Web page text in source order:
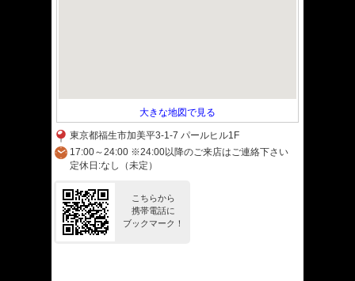
大きな地図で見る
東京都福生市加美平3-1-7 パールヒル1F
17:00～24:00 ※24:00以降のご来店はご連絡下さい
定休日:なし（未定）
こちらから
携帯電話に
ブックマーク！